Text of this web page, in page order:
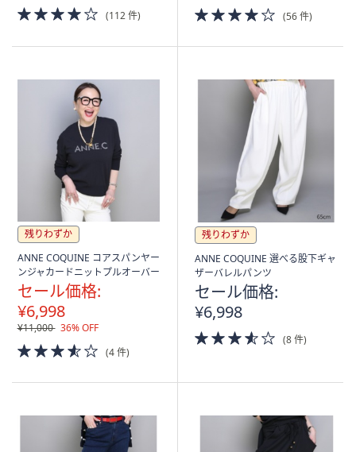
4.0
of
(112 件)
4.0
of
(56 件)
残りわずか
ANNE COQUINE コアスパンヤー
ンジャカードニットプルオーバー
セール価格:
¥6,998
¥11,000 36% OFF
3.5
of
(4 件)
残りわずか
ANNE COQUINE 選べる股下ギャ
ザーバレルパンツ
セール価格:
¥6,998
3.5
of
(8 件)